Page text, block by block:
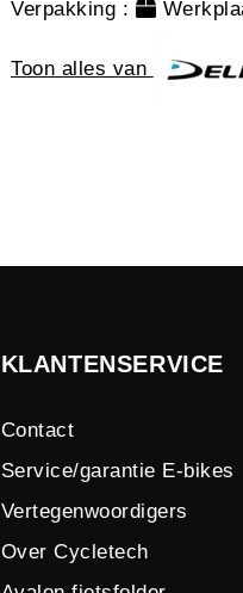
Verpakking :
Toon alles van
KLANTENSERVICE
Contact
Service/garantie E-bikes
Vertegenwoordigers
Over Cycletech